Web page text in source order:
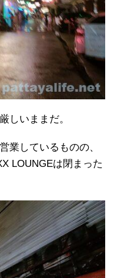
しいままだ。
業しているものの、
LOUNGEは閉まった